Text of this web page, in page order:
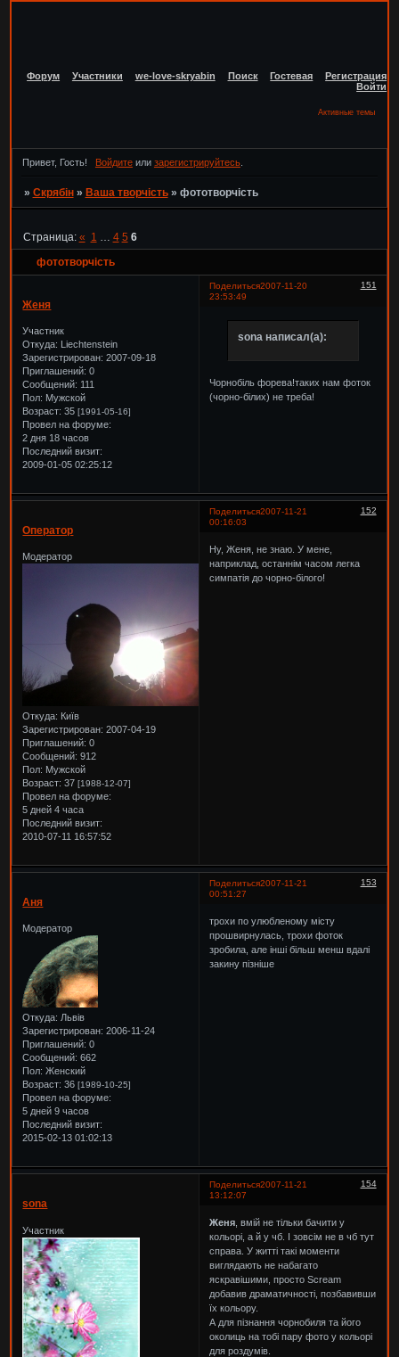
Форум Участники we-love-skryabin Поиск Гостевая
Регистрация
Войти
Активные темы
Привет, Гость! Войдитеили зарегистрируйтесь.
» Скрябін » Ваша творчість » фототворчість
фототворчість
Страница: « 1 … 4 5 6
Поделиться 151
2007-11-20
23:53:49
Женя
Участник
Откуда:
Liechtenstein
Зарегистрирован: 2007-09-18
Приглашений: 0
Сообщений: 111
Пол: Мужской
Возраст: 35[1991-05-16]
Провел на форуме:
2 дня 18 часов
Последний визит:
2009-01-05 02:25:12
sona написал(а):
Чорнобіль форева!таких нам фоток
(чорно-білих) не треба!
Поделиться 152
2007-11-21
00:16:03
Оператор
Модератор
Откуда: Київ
Зарегистрирован: 2007-04-19
Приглашений: 0
Сообщений: 912
Пол: Мужской
Возраст: 37[1988-12-07]
Провел на форуме:
5 дней 4 часа
Последний визит:
2010-07-11 16:57:52
Ну, Женя, не знаю. У мене,
наприклад, останнім часом легка
симпатія до чорно-білого!
Поделиться 153
2007-11-21
00:51:27
Аня
Модератор
Откуда: Львів
Зарегистрирован: 2006-11-24
Приглашений: 0
Сообщений: 662
Пол: Женский
Возраст: 36[1989-10-25]
Провел на форуме:
5 дней 9 часов
Последний визит:
2015-02-13 01:02:13
трохи по улюбленому місту
прошвирнулась, трохи фоток
зробила, але інші більш менш вдалі
закину пізніше
Поделиться 154
2007-11-21
13:12:07
sona
Участник
Женя , вмій не тільки бачити у
кольорі, а й у чб. І зовсім не в чб тут
справа. У житті такі моменти
виглядають не набагато
яскравішими, просто Scream
добавив драматичності, позбавивши
їх кольору.
А для пізнання чорнобиля та його
околиць на тобі пару фото у кольорі
для роздумів.